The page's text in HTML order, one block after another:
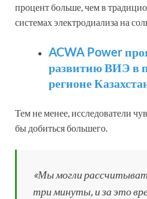
процент больше, чем в
системах электродиализа на
ACWA Power
развитию ВИЭ в
регионе
Тем не менее, исследователи
бы добиться большего.
«Мы могли
три минуты, и за это